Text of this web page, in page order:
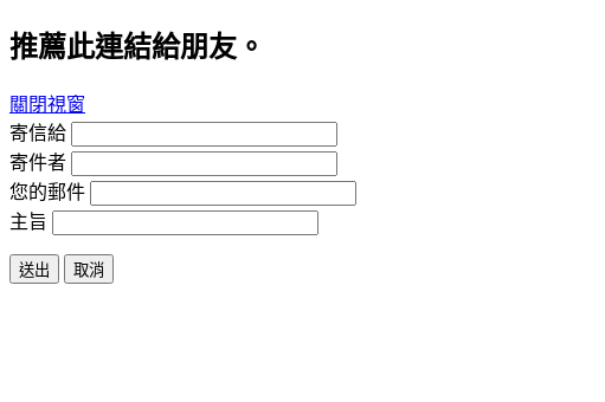
推薦此連結給朋友。
關閉視窗
寄信給
寄件者
您的郵件
主旨
送出 取消